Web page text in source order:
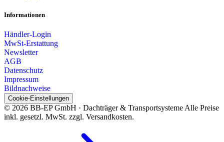
Informationen
Händler-Login
MwSt-Erstattung
Newsletter
AGB
Datenschutz
Impressum
Bildnachweise
Cookie-Einstellungen
© 2026 BB-EP GmbH · Dachträger & Transportsysteme Alle Preise
inkl. gesetzl. MwSt. zzgl. Versandkosten.